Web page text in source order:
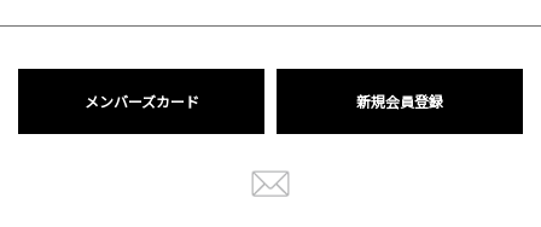
メンバーズカード 新規会員登録